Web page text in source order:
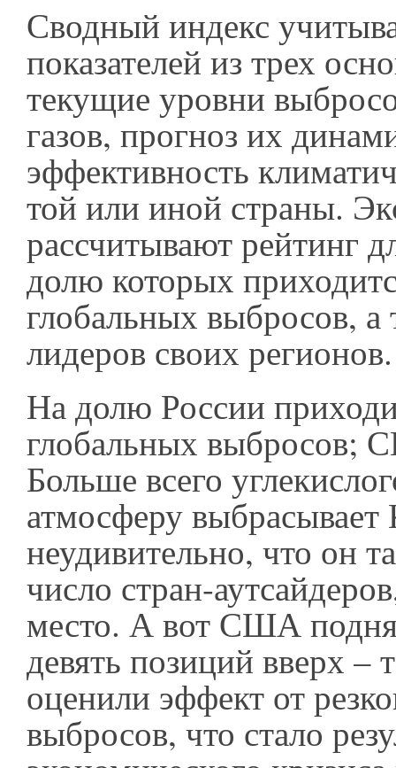
Сводный индекс
показателей из трех
текущие уровни
газов, прогноз их
эффективность
той или иной страны.
рассчитывают рейтинг
долю которых
глобальных выбросов, а
лидеров своих регионов.
На долю России
глобальных выбросов;
Больше всего
атмосферу
неудивительно, что он
число стран-
место. А вот США
девять позиций вверх –
оценили эффект от
выбросов, что стало